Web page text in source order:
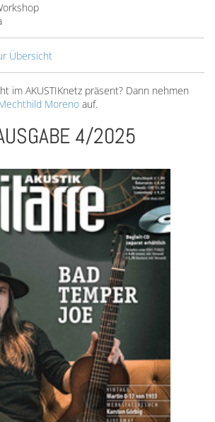
Übersicht
im AKUSTIKnetz präsent? Dann nehmen
Moreno auf.
4/2025